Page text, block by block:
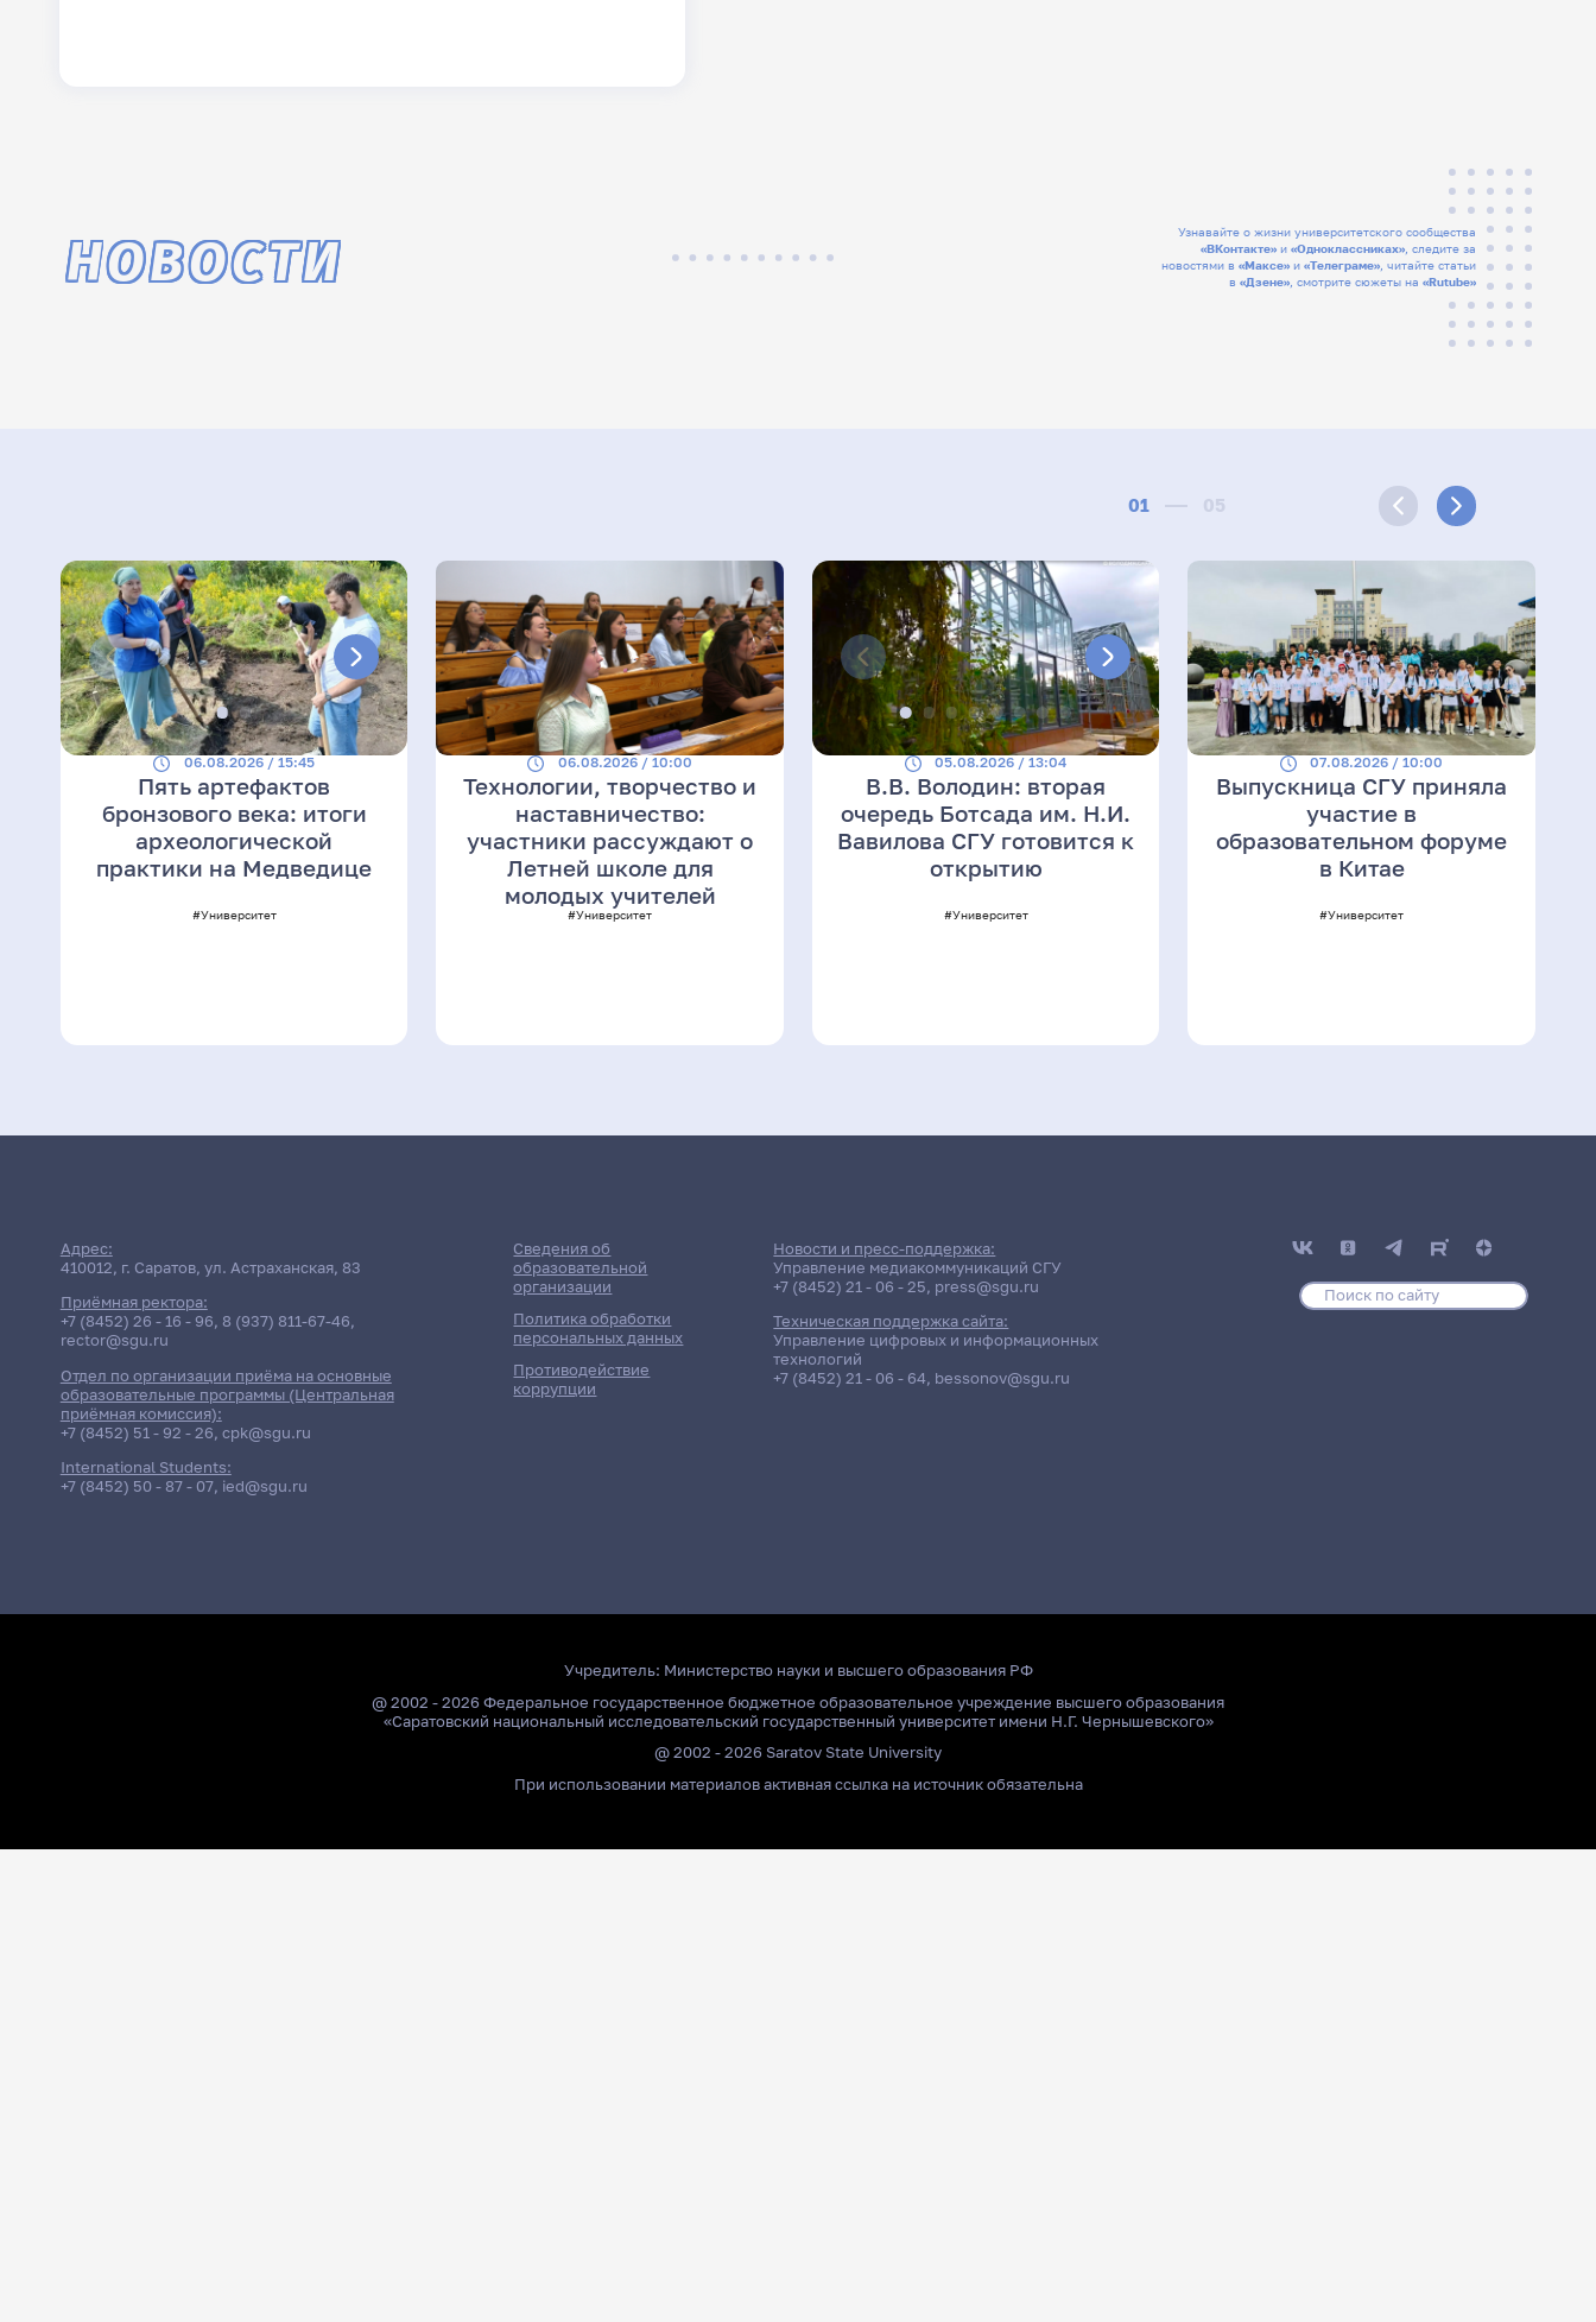
Узнавайте о жизни университетского сообщества
«ВКонтакте» и«Одноклассниках» , следите за
новостями в«Максе» и«Телеграме» , читайте статьи
в«Дзене» , смотрите сюжеты на«Rutube»
НОВОСТИ
01 05
06.08.2026 / 15:45
Пять артефактов
бронзового века: итоги
археологической
практики на Медведице
#Университет
06.08.2026 / 10:00
Технологии, творчество и
наставничество:
участники рассуждают о
Летней школе для
молодых учителей
#Университет
05.08.2026 / 13:04
В.В. Володин: вторая
очередь Ботсада им. Н.И.
Вавилова СГУ готовится к
открытию
#Университет
07.08.2026 / 10:00
Выпускница СГУ приняла
участие в
образовательном форуме
в Китае
#Университет
Адрес:
410012, г. Саратов, ул. Астраханская, 83
Приёмная ректора:
+7 (8452) 26 - 16 - 96, 8 (937) 811-67-46,
rector@sgu.ru
Отдел по организации приёма на основные
образовательные программы (Центральная
приёмная комиссия):
+7 (8452) 51 - 92 - 26, cpk@sgu.ru
International Students:
+7 (8452) 50 - 87 - 07, ied@sgu.ru
Сведения об
образовательной
организации
Политика обработки
персональных данных
Противодействие
коррупции
Новости и пресс-поддержка:
Управление медиакоммуникаций СГУ
+7 (8452) 21 - 06 - 25, press@sgu.ru
Техническая поддержка сайта:
Управление цифровых и информационных
технологий
+7 (8452) 21 - 06 - 64, bessonov@sgu.ru
Учредитель: Министерство науки и высшего образования РФ
@ 2002 - 2026 Федеральное государственное бюджетное образовательное учреждение высшего образования
«Саратовский национальный исследовательский государственный университет имени Н.Г. Чернышевского»
@ 2002 - 2026 Saratov State University
При использовании материалов активная ссылка на источник обязательна